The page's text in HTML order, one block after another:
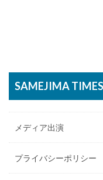
SAMEJIMA
メディア出演
プライバシーポリシー